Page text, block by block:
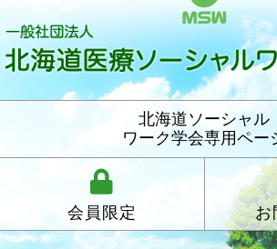
北海道ソーシャル
ワーク学会専用ペー
会員限定 お